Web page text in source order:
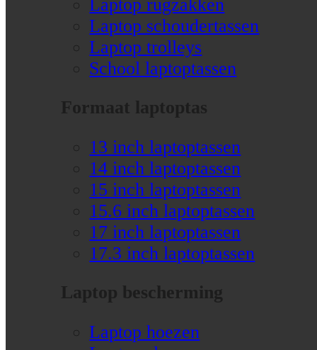
Laptop rugzakken
Laptop schoudertassen
Laptop trolleys
School laptoptassen
Formaat laptoptas
13 inch laptoptassen
14 inch laptoptassen
15 inch laptoptassen
15.6 inch laptoptassen
17 inch laptoptassen
17.3 inch laptoptassen
Laptop bescherming
Laptop hoezen